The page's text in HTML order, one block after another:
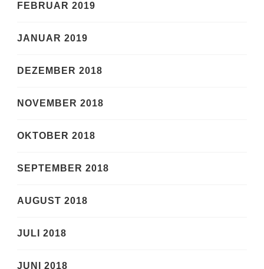
FEBRUAR 2019
JANUAR 2019
DEZEMBER 2018
NOVEMBER 2018
OKTOBER 2018
SEPTEMBER 2018
AUGUST 2018
JULI 2018
JUNI 2018